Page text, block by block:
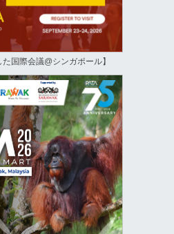
た国際会議@シンガポール】